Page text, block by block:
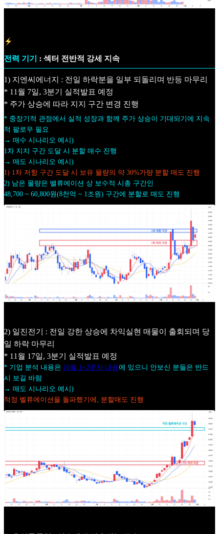
전력 기기 : 섹터 전반적 강세 지속
1) 지엔씨에너지 : 전일 하락분을 일부 되돌리며 반등 마무리
* 11월 7일, 3분기 실적발표 예정
* 주가 상승에 따라 지지 구간 변경 진행
* 중장기적 관점에서 실적 성장과 함께 주가 상승이 기대되기에 지속
적 팔로우 필요
→ 매수 시나리오 예시)
1차 지지 구간 도달 시 분할 매수 진행
→ 매도 시나리오 예시)
1) 1차 저항 구간 도달 시 보유 물량의 약 30%가량 분할 매도 진행
2) 남은 물량은 밸류에이션 상 보수적 시총 구간인
48,700 ~ 60,800원(8천억 ~ 1조원) 구간에 분할로 매도 진행
2) 일진전기 : 전일 강한 상승에 차익실현 매물이 출회되며 당
일 하락 마무리
* 11월 17일, 3분기 실적발표 예정
* 기업 분석 내용은 10월 1~2주차 내용에 있으니 안보신 분들은 반드
시 보길 바람
→ 매도 시나리오 예시)
적정 벨류에이션을 돌파했기에, 분할매도 진행